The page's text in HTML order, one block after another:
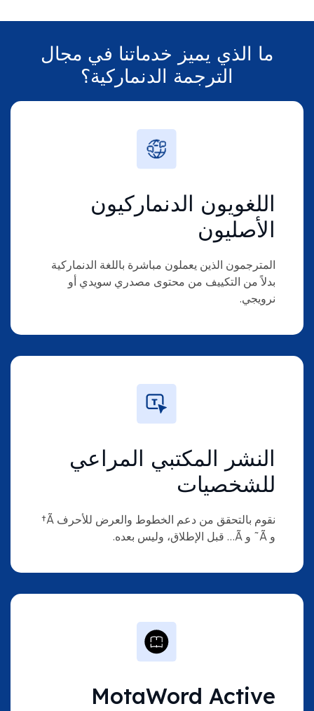
ما الذي يميز خدماتنا في مجال
الترجمة الدنماركية؟
اللغويون الدنماركيون
الأصليون
المترجمون الذين يعملون مباشرة باللغة الدنماركية
بدلاً من التكييف من محتوى مصدري سويدي أو
نرويجي.
النشر المكتبي المراعي
للشخصيات
نقوم بالتحقق من دعم الخطوط والعرض للأحرف Ã†
و Ã˜ و Ã… قبل الإطلاق، وليس بعده.
MotaWord Active